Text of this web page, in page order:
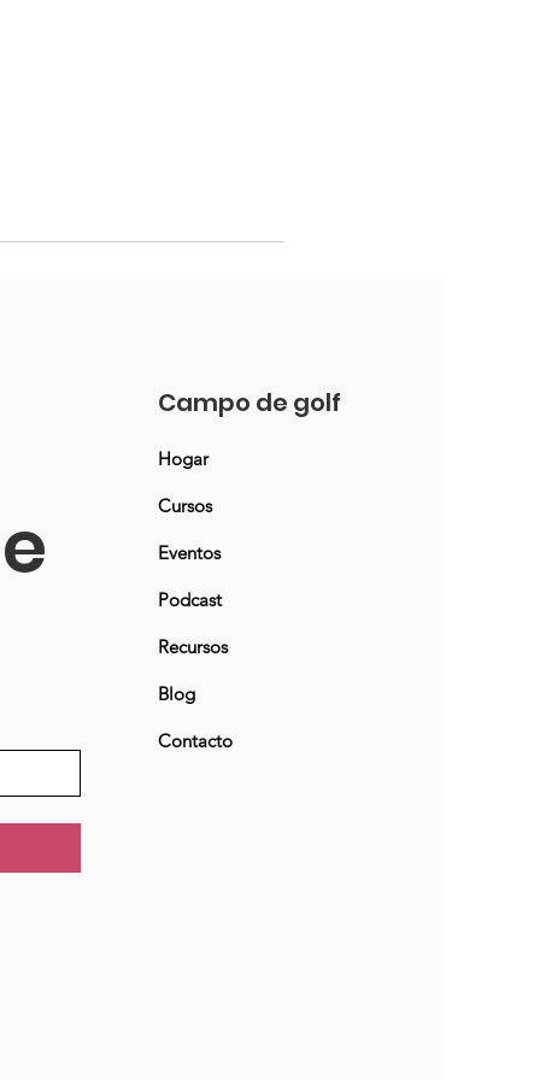
Campo de golf
Hogar
Cursos
Eventos
Podcast
Recursos
Blog
Contacto